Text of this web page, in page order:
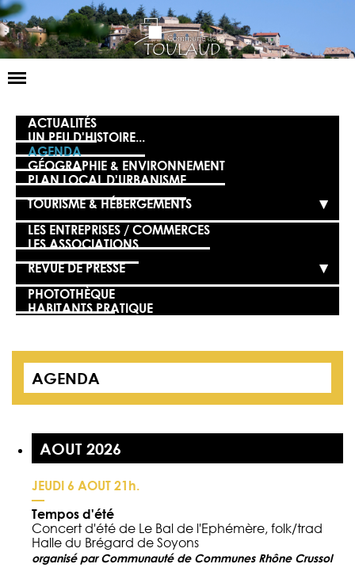
Basculer
LA MAIRIE
NOS SERVICES
LA VIE LOCALE
VOS DÉMARCHES
CONTACT
ACTUALITÉS
UN PEU D'HISTOIRE...
AGENDA
GÉOGRAPHIE & ENVIRONNEMENT
PLAN LOCAL D'URBANISME
TOURISME & HÉBERGEMENTS
LES ENTREPRISES / COMMERCES
LES ASSOCIATIONS
REVUE DE PRESSE
PHOTOTHÈQUE
HABITANTS PRATIQUE
AGENDA
AOUT 2026
JEUDI 6 AOUT 21h.
—
Tempos d'été
Concert d'été de Le Bal de l'Ephémère, folk/trad
Halle du Brégard de Soyons
organisé par Communauté de Communes Rhône Crussol